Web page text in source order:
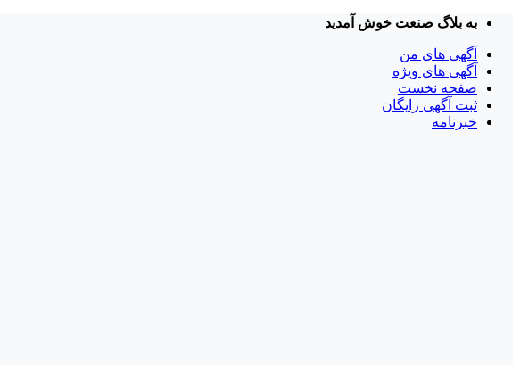
Skip
content
به بلاگ صنعت خوش آمدید
آگهی های من
آگهی های ویژه
صفحه نخست
ثبت آگهی رایگان
خبرنامه